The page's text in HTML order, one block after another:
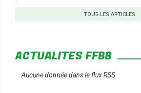
TOUS LES ARTICLES
ACTUALITÉS FFBB
Aucune donnée dans le flux RSS